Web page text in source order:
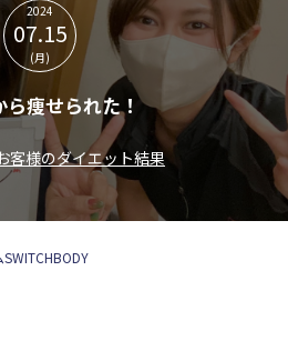
2024
07.15
(月)
ら痩せられた！
客様のダイエット結果